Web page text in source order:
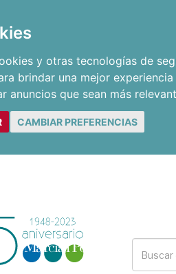
y otras tecnologías de
brindar una mejor
anuncios que sean más
CAMBIAR PREFERENCIAS